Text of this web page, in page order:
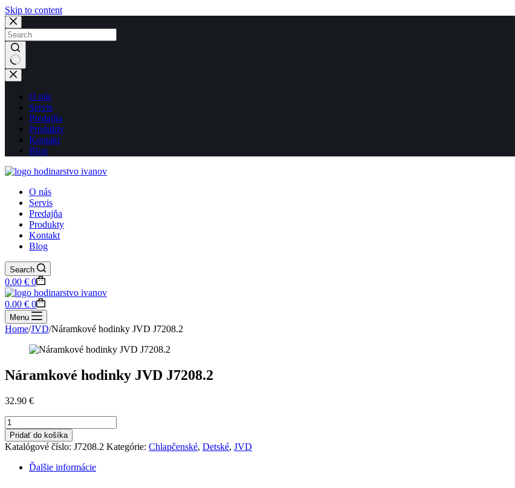
Skip to content
No
results
O nás
Servis
Predajňa
Produkty
Kontakt
Blog
O nás
Servis
Predajňa
Produkty
Kontakt
Blog
Search
Shopping
cart
0.00 € 0
Shopping
cart
0.00 € 0
Menu
Home/JVD/Náramkové hodinky JVD J7208.2
Náramkové hodinky JVD J7208.2
32.90 €
množstvo
Náramkové
hodinky
JVD
J7208.2
Pridať do košíka
Katalógové číslo: J7208.2 Kategórie: Chlapčenské, Detské, JVD
Ďalšie informácie